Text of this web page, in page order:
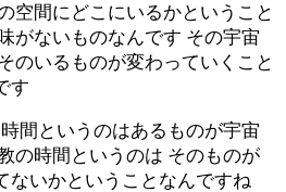
空間にどこにいるかということ
がないものなんです その宇宙
のいるものが変わっていくこと
す
間というのはあるものが宇宙
の時間というのは そのものが
ないかということなんですね